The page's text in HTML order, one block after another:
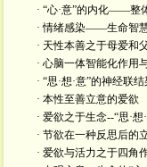
· “心·意”的内化——整
· 情绪感染——生命智
· 天性本善之于母爱和
· 心脑一体智能化作用
· “思·想·意”的神经联
· 本性至善立意的爱欲
· 爱欲之于生念--“思·想
· 节欲在一种反思后的
· 爱欲与活力之于四角